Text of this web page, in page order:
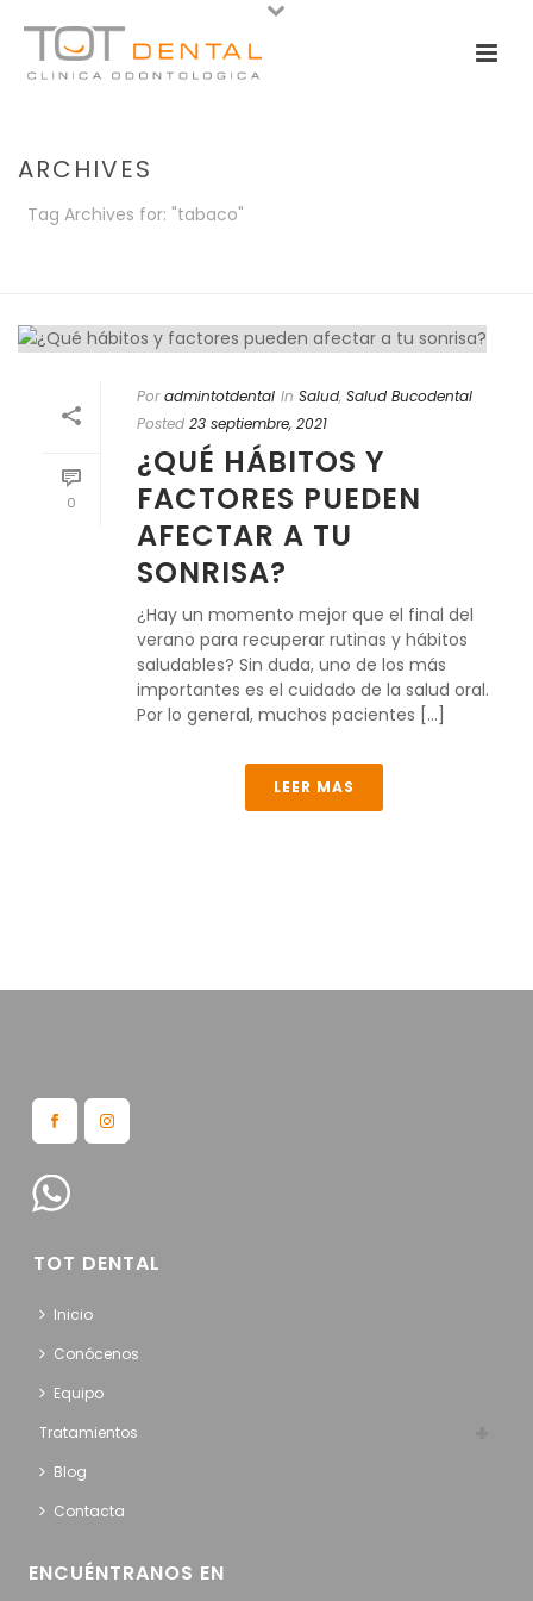
ARCHIVES
Tag Archives for: "tabaco"
0
Por admintotdental In Salud, Salud Bucodental
Posted 23 septiembre, 2021
¿QUÉ HÁBITOS Y
FACTORES PUEDEN
AFECTAR A TU
SONRISA?
¿Hay un momento mejor que el final del
verano para recuperar rutinas y hábitos
saludables? Sin duda, uno de los más
importantes es el cuidado de la salud oral.
Por lo general, muchos pacientes [...]
LEER MAS
TOT DENTAL
Inicio
Conócenos
Equipo
Tratamientos
Blog
Contacta
ENCUÉNTRANOS EN